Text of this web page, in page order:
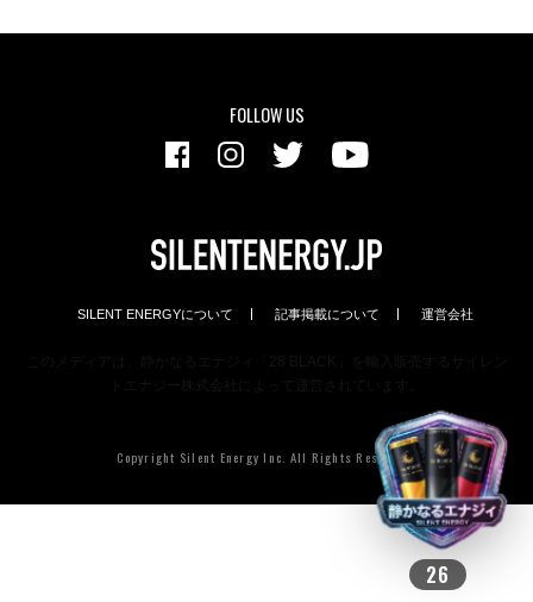
FOLLOW US
SILENT ENERGYについて 記事掲載について 運営会社
Copyright Silent Energy Inc. All Rights Reserved.
26